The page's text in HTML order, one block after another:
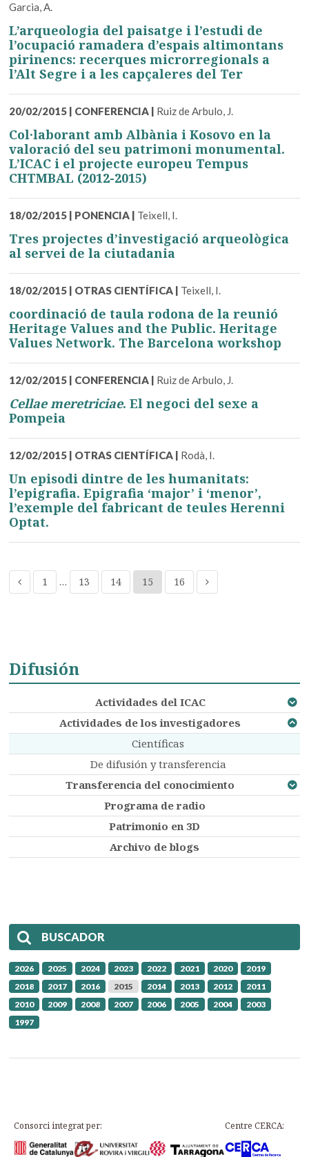
Garcia, A.
L’arqueologia del paisatge i l’estudi de
l’ocupació ramadera d’espais altimontans
pirinencs: recerques microrregionals a
l’Alt Segre i a les capçaleres del Ter
20/02/2015 | CONFERENCIA | Ruiz de Arbulo, J.
Col·laborant amb Albània i Kosovo en la
valoració del seu patrimoni monumental.
L’ICAC i el projecte europeu Tempus
CHTMBAL (2012-2015)
18/02/2015 | PONENCIA | Teixell, I.
Tres projectes d’investigació arqueològica
al servei de la ciutadania
18/02/2015 | OTRAS CIENTÍFICA | Teixell, I.
coordinació de taula rodona de la reunió
Heritage Values and the Public. Heritage
Values Network. The Barcelona workshop
12/02/2015 | CONFERENCIA | Ruiz de Arbulo, J.
Cellae meretriciae. El negoci del sexe a
Pompeia
12/02/2015 | OTRAS CIENTÍFICA | Rodà, I.
Un episodi dintre de les humanitats:
l’epigrafia. Epigrafia ‘major’ i ‘menor’,
l’exemple del fabricant de teules Herenni
Optat.
1 … 13 14 15 16
Difusión
Actividades del ICAC
Actividades de los investigadores
Científicas
De difusión y transferencia
Transferencia del conocimiento
Programa de radio
Patrimonio en 3D
Archivo de blogs
BUSCADOR
2026 2025 2024 2023 2022 2021 2020
2019
2018
2017 2016 2015 2014 2013 2012
2011
2010
2009 2008 2007 2006 2005 2004
2003
1997
Consorci integrat per: Centre CERCA: